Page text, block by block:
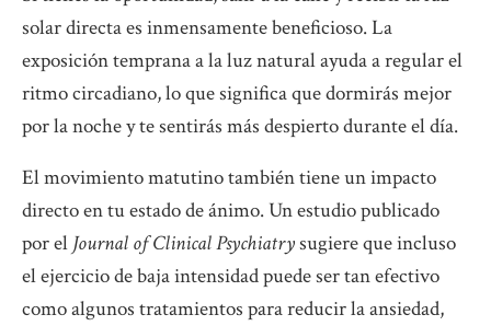
solar directa es inmensamente beneficioso. La
exposición temprana a la luz natural ayuda a regular el
ritmo circadiano, lo que significa que dormirás mejor
por la noche y te sentirás más despierto durante el día.
El movimiento matutino también tiene un impacto
directo en tu estado de ánimo. Un estudio publicado
por el Journal of Clinical Psychiatrysugiere que incluso
el ejercicio de baja intensidad puede ser tan efectivo
como algunos tratamientos para reducir la ansiedad,